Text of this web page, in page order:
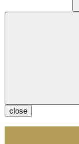
close